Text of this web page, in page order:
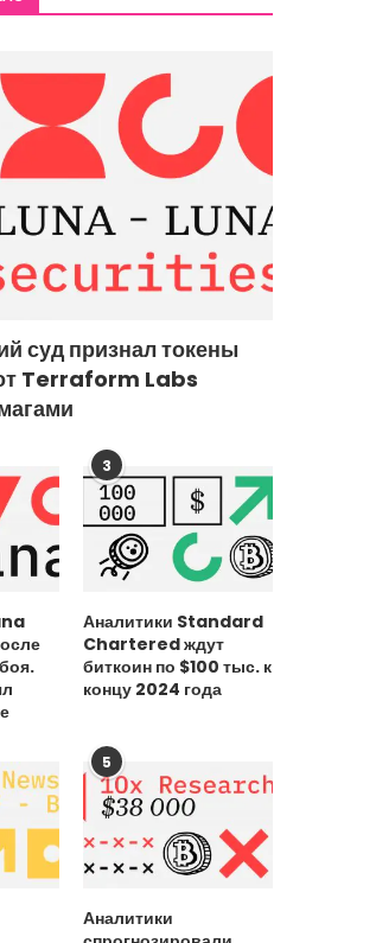
суд признал токены
Terraform Labs
3
Аналитики Standard
Chartered ждут
биткоин по $100 тыс. к
концу 2024 года
5
Аналитики